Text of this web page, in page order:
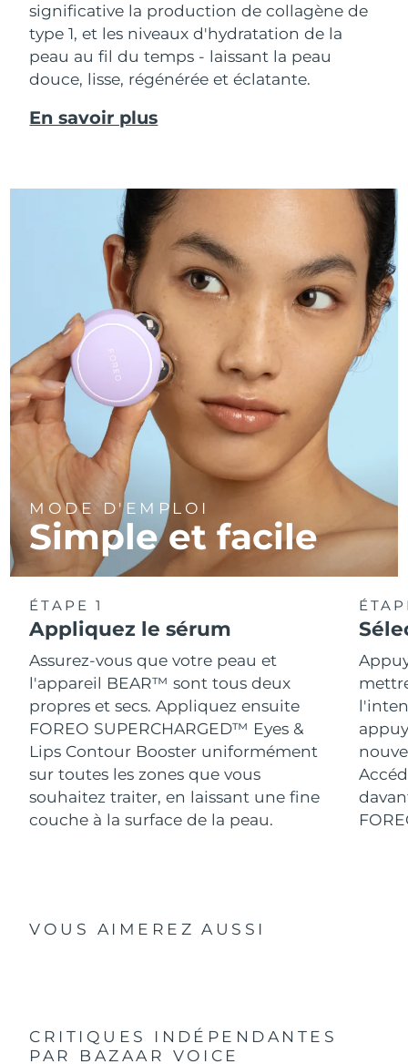
significative la production de collagène de
type 1, et les niveaux d'hydratation de la
peau au fil du temps - laissant la peau
douce, lisse, régénérée et éclatante.
En savoir plus
MODE D'EMPLOI
Simple et facile
ÉTAPE 1
Appliquez le sérum
Assurez-vous que votre peau et
l'appareil BEAR™ sont tous deux
propres et secs. Appliquez ensuite
FOREO SUPERCHARGED™ Eyes &
Lips Contour Booster uniformément
sur toutes les zones que vous
souhaitez traiter, en laissant une fine
couche à la surface de la peau.
VOUS AIMEREZ AUSSI
CRITIQUES INDÉPENDANTES
PAR BAZAAR VOICE